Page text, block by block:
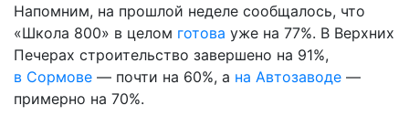
Напомним, на прошлой неделе сообщалось, что
«Школа 800» в целом готова уже на 77%. В Верхних
Печерах строительство завершено на 91%,
в Сормове — почти на 60%, а на Автозаводе —
примерно на 70%.